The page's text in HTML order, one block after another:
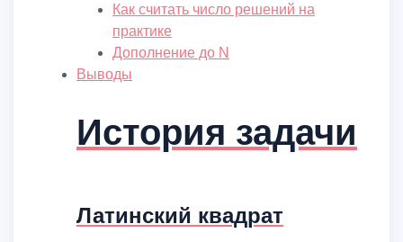
Как считать число решений на
практике
Дополнение до N
Выводы
История задачи
Латинский квадрат